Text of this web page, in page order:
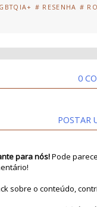
# RESENHA #
0
POSTAR
para nós!Pode
sobre o conteúdo,